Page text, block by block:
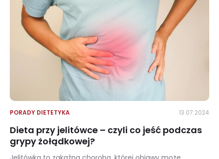
PORADY DIETETYKA 13.07.2024
Dieta przy jelitówce – czyli co jeść podczas
grypy żołądkowej?